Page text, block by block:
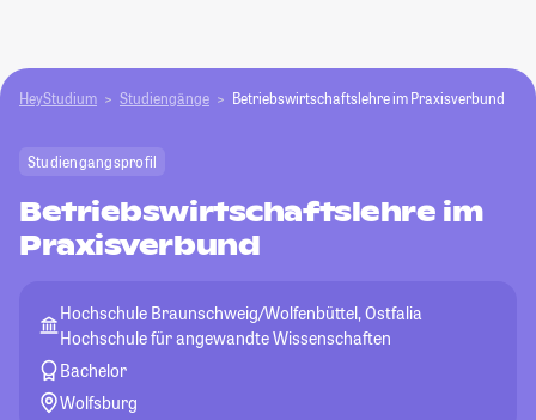
HeyStudium Studiengänge Betriebswirtschaftslehre im Praxisverbund
Studiengangsprofil
Betriebswirtschaftslehre im
Praxisverbund
Hochschule Braunschweig/Wolfenbüttel, Ostfalia
Hochschule für angewandte Wissenschaften
Bachelor
Wolfsburg